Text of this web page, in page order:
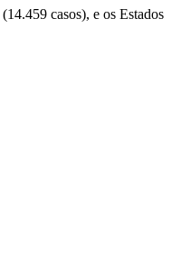
casos), e os Estados